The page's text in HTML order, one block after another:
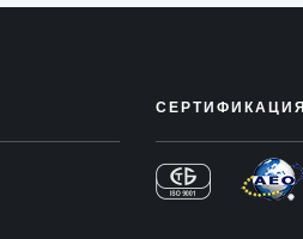
СЕРТИФИКАЦИЯ